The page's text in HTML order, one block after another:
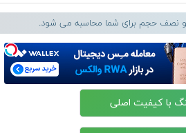
و نصف حجم برای شما محاسبه می شود.
با کیفیت اصلی